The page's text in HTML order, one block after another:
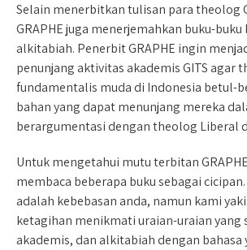
Selain menerbitkan tulisan para theolog
GRAPHE juga menerjemahkan buku-
alkitabiah. Penerbit GRAPHE ingin
penunjang aktivitas akademis GITS agar
fundamentalis muda di Indonesia betul-
bahan yang dapat menunjang mereka
berargumentasi dengan theolog Liberal
Untuk mengetahui mutu terbitan
membaca beberapa buku sebagai
adalah kebebasan anda, namun kami
ketagihan menikmati uraian-uraian yang
akademis, dan alkitabiah dengan bahasa